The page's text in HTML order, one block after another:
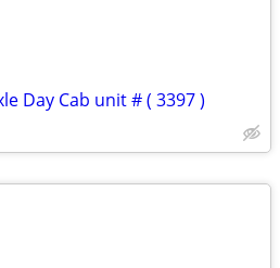
Day Cab unit # ( 3397 )